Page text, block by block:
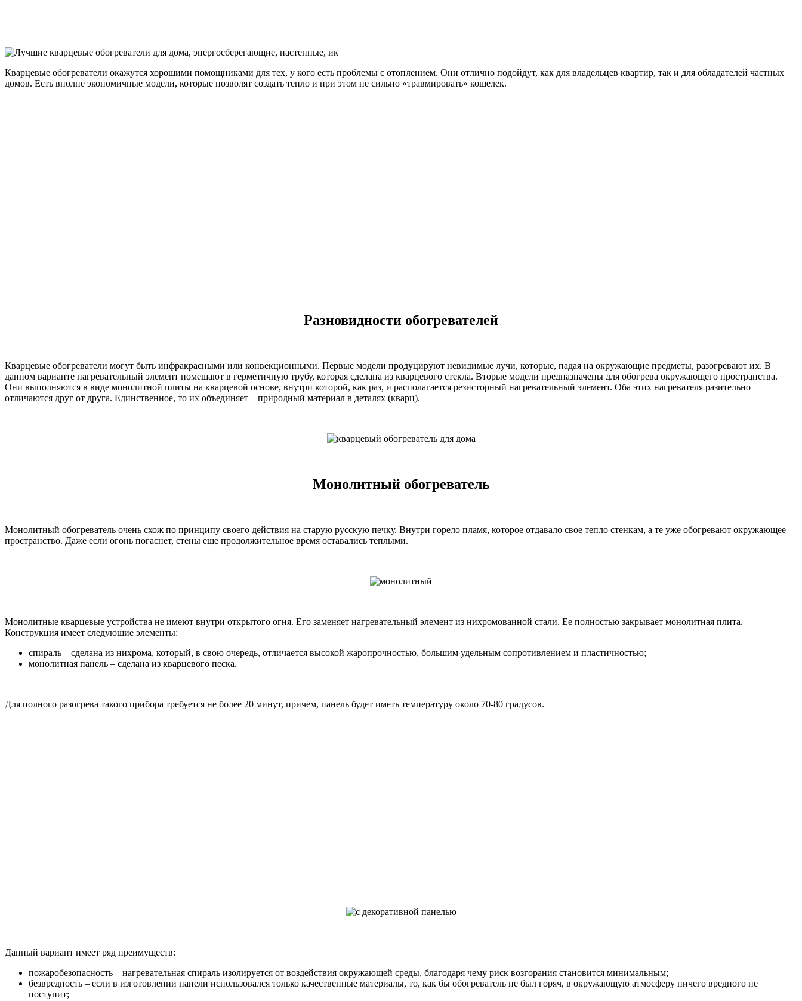
Кварцевые обогреватели окажутся хорошими помощниками для тех, у кого есть проблемы с отоплением. Они отлично подойдут, как для владельцев квартир, так и для обладателей частных
домов. Есть вполне экономичные модели, которые позволят создать тепло и при этом не сильно «травмировать» кошелек.
Разновидности обогревателей
Кварцевые обогреватели могут быть инфракрасными или конвекционными. Первые модели продуцируют невидимые лучи, которые, падая на окружающие предметы, разогревают их. В
данном варианте нагревательный элемент помещают в герметичную трубу, которая сделана из кварцевого стекла. Вторые модели предназначены для обогрева окружающего пространства.
Они выполняются в виде монолитной плиты на кварцевой основе, внутри которой, как раз, и располагается резисторный нагревательный элемент. Оба этих нагревателя разительно
отличаются друг от друга. Единственное, то их объединяет – природный материал в деталях (кварц).
Монолитный обогреватель
Монолитный обогреватель очень схож по принципу своего действия на старую русскую печку. Внутри горело пламя, которое отдавало свое тепло стенкам, а те уже обогревают окружающее
пространство. Даже если огонь погаснет, стены еще продолжительное время оставались теплыми.
Монолитные кварцевые устройства не имеют внутри открытого огня. Его заменяет нагревательный элемент из нихромованной стали. Ее полностью закрывает монолитная плита.
Конструкция имеет следующие элементы:
спираль – сделана из нихрома, который, в свою очередь, отличается высокой жаропрочностью, большим удельным сопротивлением и пластичностью;
монолитная панель – сделана из кварцевого песка.
Для полного разогрева такого прибора требуется не более 20 минут, причем, панель будет иметь температуру около 70-80 градусов.
Данный вариант имеет ряд преимуществ:
пожаробезопасность – нагревательная спираль изолируется от воздействия окружающей среды, благодаря чему риск возгорания становится минимальным;
безвредность – если в изготовлении панели использовался только качественные материалы, то, как бы обогреватель не был горяч, в окружающую атмосферу ничего вредного не
поступит;